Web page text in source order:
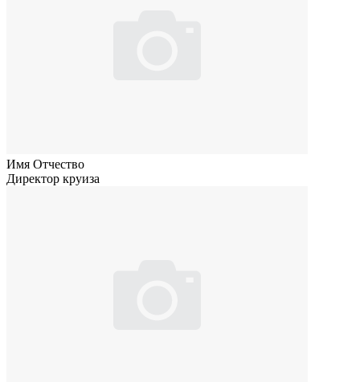
Имя Отчество
Директор круиза